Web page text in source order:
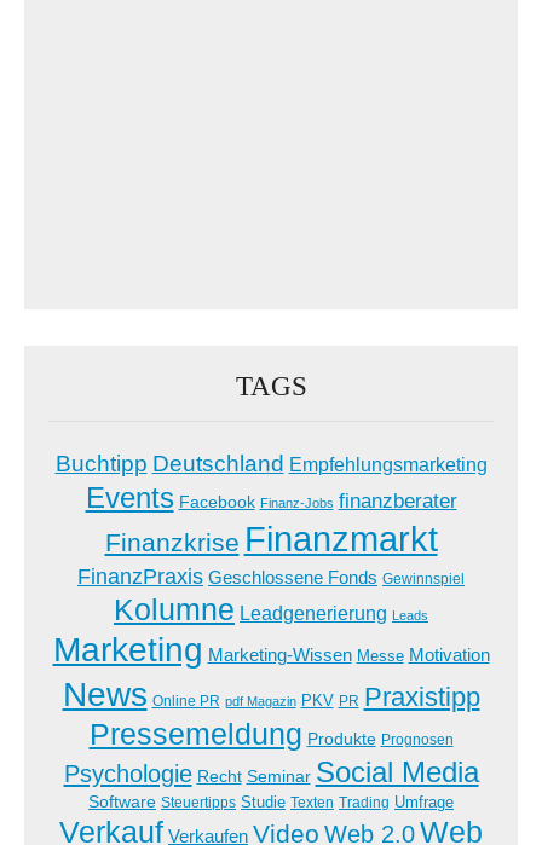
TAGS
Buchtipp Deutschland Empfehlungsmarketing
Events Facebook Finanz-Jobs finanzberater
Finanzkrise Finanzmarkt
FinanzPraxis Geschlossene Fonds Gewinnspiel
Kolumne Leadgenerierung Leads
Marketing Marketing-Wissen Messe Motivation
News Online PR pdf Magazin PKV PR Praxistipp
Pressemeldung Produkte Prognosen
Psychologie Recht Seminar Social Media
Software Steuertipps Studie Texten Trading Umfrage
Verkauf Verkaufen Video Web 2.0Web